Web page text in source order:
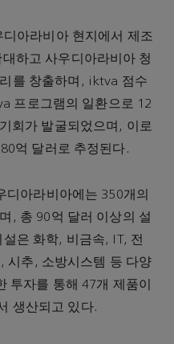
아라비아 현지에서 제조
하고 사우디아라비아 청
를 창출하며, iktva 점수
프로그램의 일환으로 12
회가 발굴되었으며, 이로
억 달러로 추정된다.
아라비아에는 350개의
, 총 90억 달러 이상의 설
은 화학, 비금속, IT, 전
시추, 소방시스템 등 다양
투자를 통해 47개 제품이
생산되고 있다.